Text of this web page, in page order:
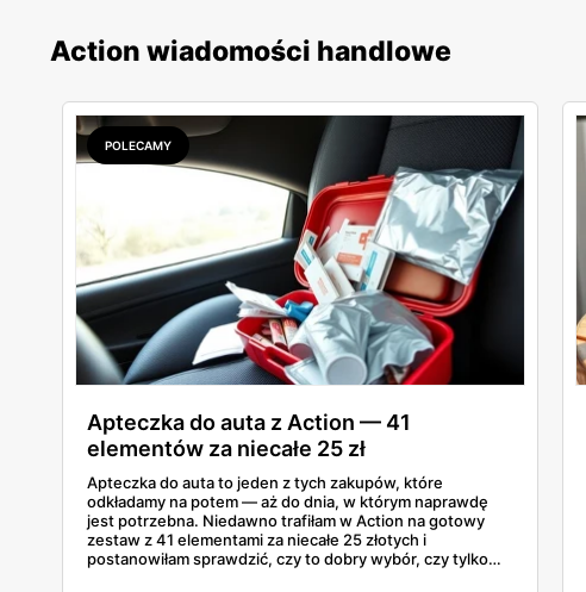
Action wiadomości handlowe
POLECAMY
Apteczka do auta z Action — 41
elementów za niecałe 25 zł
Apteczka do auta to jeden z tych zakupów, które
odkładamy na potem — aż do dnia, w którym naprawdę
jest potrzebna. Niedawno trafiłam w Action na gotowy
zestaw z 41 elementami za niecałe 25 złotych i
postanowiłam sprawdzić, czy to dobry wybór, czy tylko